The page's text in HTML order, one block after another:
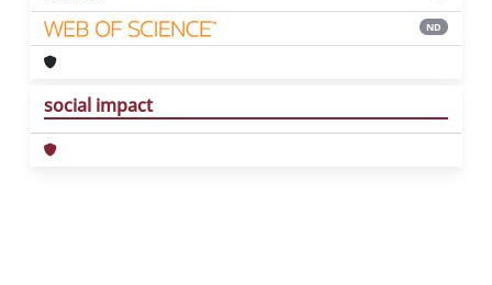
ND
social impact